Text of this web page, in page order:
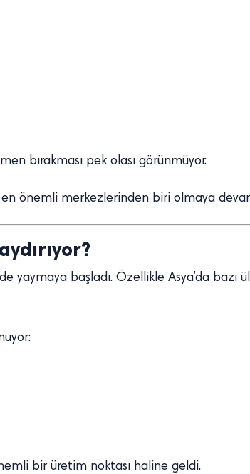
bırakması pek olası görünmüyor.
önemli merkezlerinden biri olmaya
yaymaya başladı. Özellikle Asya’da
bir üretim noktası haline geldi.